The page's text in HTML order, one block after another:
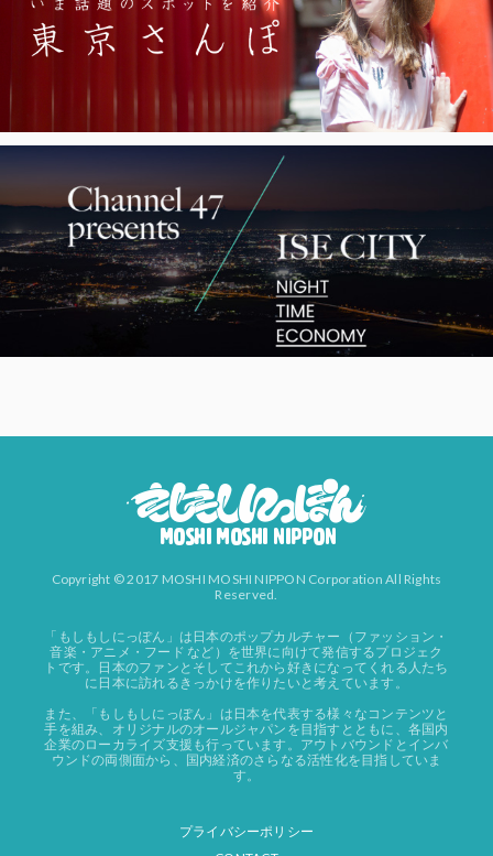
Copyright © 2017 MOSHI MOSHI NIPPON Corporation All Rights
Reserved.
「もしもしにっぽん」は日本のポップカルチャー（ファッション・
音楽・アニメ・フード など）を世界に向けて発信するプロジェク
トです。日本のファンとそしてこれから好きになってくれる人たち
に日本に訪れるきっかけを作りたいと考えています。
また、「もしもしにっぽん」は日本を代表する様々なコンテンツと
手を組み、オリジナルのオールジャパンを目指すとともに、各国内
企業のローカライズ支援も行っています。アウトバウンドとインバ
ウンドの両側面から、国内経済のさらなる活性化を目指していま
す。
プライバシーポリシー